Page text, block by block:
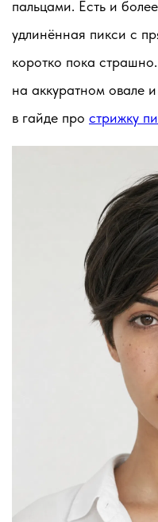
пальцами. Есть и
удлинённая пикси с
коротко пока
на аккуратном овале
в гайде про стрижку